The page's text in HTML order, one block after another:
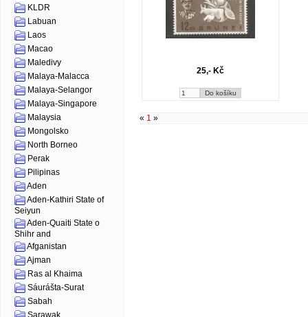
KLDR
Labuan
Laos
Macao
Maledivy
Malaya-Malacca
Malaya-Selangor
Malaya-Singapore
Malaysia
Mongolsko
North Borneo
Perak
Pilipinas
Aden
Aden-Kathiri State of
Seiyun
Aden-Quaiti State o
Shihr and
Afganistan
Ajman
Ras al Khaima
Sáurášta-Surat
Sabah
Sarawak
25,- Kč
« 1 »